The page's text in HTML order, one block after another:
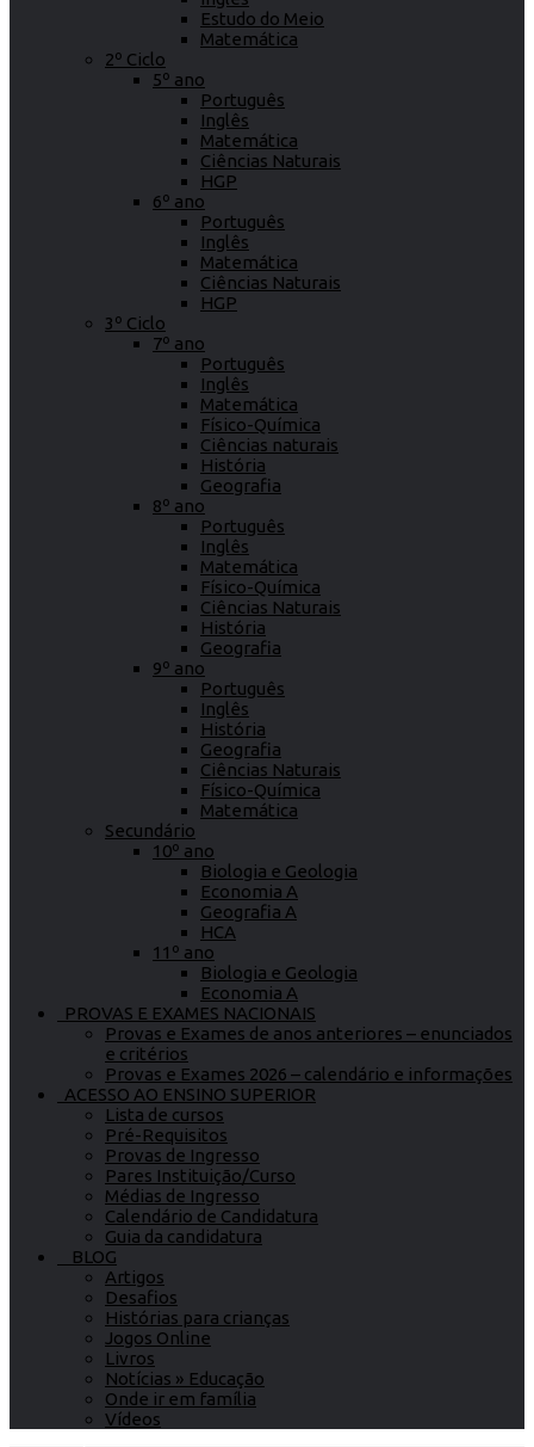
Estudo do Meio
Matemática
2º Ciclo
5º ano
Português
Inglês
Matemática
Ciências Naturais
HGP
6º ano
Português
Inglês
Matemática
Ciências Naturais
HGP
3º Ciclo
7º ano
Português
Inglês
Matemática
Físico-Química
Ciências naturais
História
Geografia
8º ano
Português
Inglês
Matemática
Físico-Química
Ciências Naturais
História
Geografia
9º ano
Português
Inglês
História
Geografia
Ciências Naturais
Físico-Química
Matemática
Secundário
10º ano
Biologia e Geologia
Economia A
Geografia A
HCA
11º ano
Biologia e Geologia
Economia A
PROVAS E EXAMES NACIONAIS
Provas e Exames de anos anteriores – enunciados
e critérios
Provas e Exames 2026 – calendário e informações
ACESSO AO ENSINO SUPERIOR
Lista de cursos
Pré-Requisitos
Provas de Ingresso
Pares Instituição/Curso
Médias de Ingresso
Calendário de Candidatura
Guia da candidatura
BLOG
Artigos
Desafios
Histórias para crianças
Jogos Online
Livros
Notícias » Educação
Onde ir em família
Vídeos